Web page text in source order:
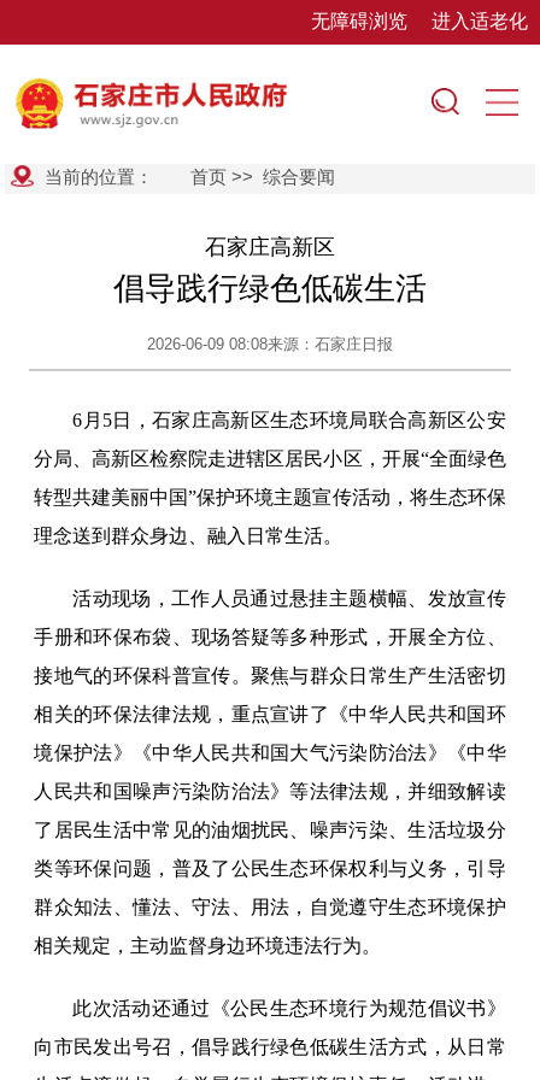
无障碍浏览 进入适老化
当前的位置： 首页 >>综合要闻
石家庄高新区
倡导践行绿色低碳生活
2026-06-09 08:08来源：石家庄日报
6月5日，石家庄高新区生态环境局联合高新区公安
分局、高新区检察院走进辖区居民小区，开展“全面绿色
转型共建美丽中国”保护环境主题宣传活动，将生态环保
理念送到群众身边、融入日常生活。
活动现场，工作人员通过悬挂主题横幅、发放宣传
手册和环保布袋、现场答疑等多种形式，开展全方位、
接地气的环保科普宣传。聚焦与群众日常生产生活密切
相关的环保法律法规，重点宣讲了《中华人民共和国环
境保护法》《中华人民共和国大气污染防治法》《中华
人民共和国噪声污染防治法》等法律法规，并细致解读
了居民生活中常见的油烟扰民、噪声污染、生活垃圾分
类等环保问题，普及了公民生态环保权利与义务，引导
群众知法、懂法、守法、用法，自觉遵守生态环境保护
相关规定，主动监督身边环境违法行为。
此次活动还通过《公民生态环境行为规范倡议书》
向市民发出号召，倡导践行绿色低碳生活方式，从日常